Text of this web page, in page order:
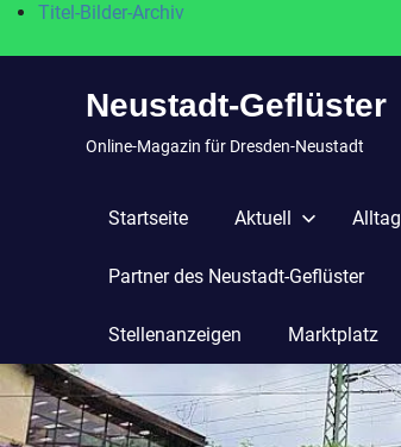
Titel-Bilder-Archiv
Neustadt-Geflüster
Online-Magazin für Dresden-Neustadt
Startseite Aktuell Alltag
Partner des Neustadt-Geflüster
Stellenanzeigen Marktplatz